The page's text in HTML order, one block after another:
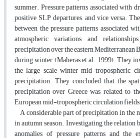
summer. Pressure patterns associated with
positive SLP departures, and vice versa.
between the pressure patterns associated
atmospheric variations and
precipitation over the eastern Mediterranean
during winter (Maheras et al. 1999). They
the large-scale winter mid-tropospheric
precipitation. They concluded that the
precipitation over Greece was related to
European mid-tropospheric circulation
A considerable part of precipitation in the
in autumn season. Investigating the relation
anomalies of pressure patterns and the